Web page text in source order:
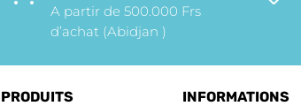
A partir de 500.000 Frs
d’achat (Abidjan )
PRODUITS INFORMATIONS